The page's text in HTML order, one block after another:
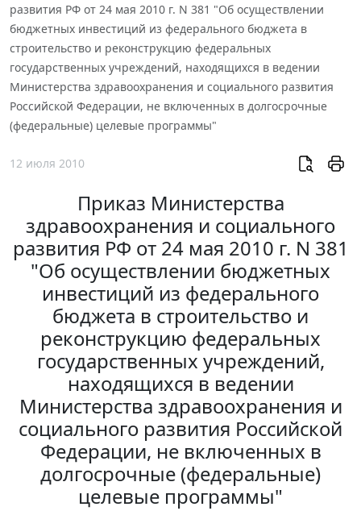
развития РФ от 24 мая 2010 г. N 381 "Об осуществлении
бюджетных инвестиций из федерального бюджета в
строительство и реконструкцию федеральных
государственных учреждений, находящихся в ведении
Министерства здравоохранения и социального развития
Российской Федерации, не включенных в долгосрочные
(федеральные) целевые программы"
12 июля 2010
Приказ Министерства
здравоохранения и социального
развития РФ от 24 мая 2010 г. N 381
"Об осуществлении бюджетных
инвестиций из федерального
бюджета в строительство и
реконструкцию федеральных
государственных учреждений,
находящихся в ведении
Министерства здравоохранения и
социального развития Российской
Федерации, не включенных в
долгосрочные (федеральные)
целевые программы"